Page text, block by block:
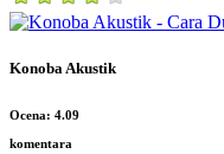
Konoba Akustik
Ocena: 4.09
komentara